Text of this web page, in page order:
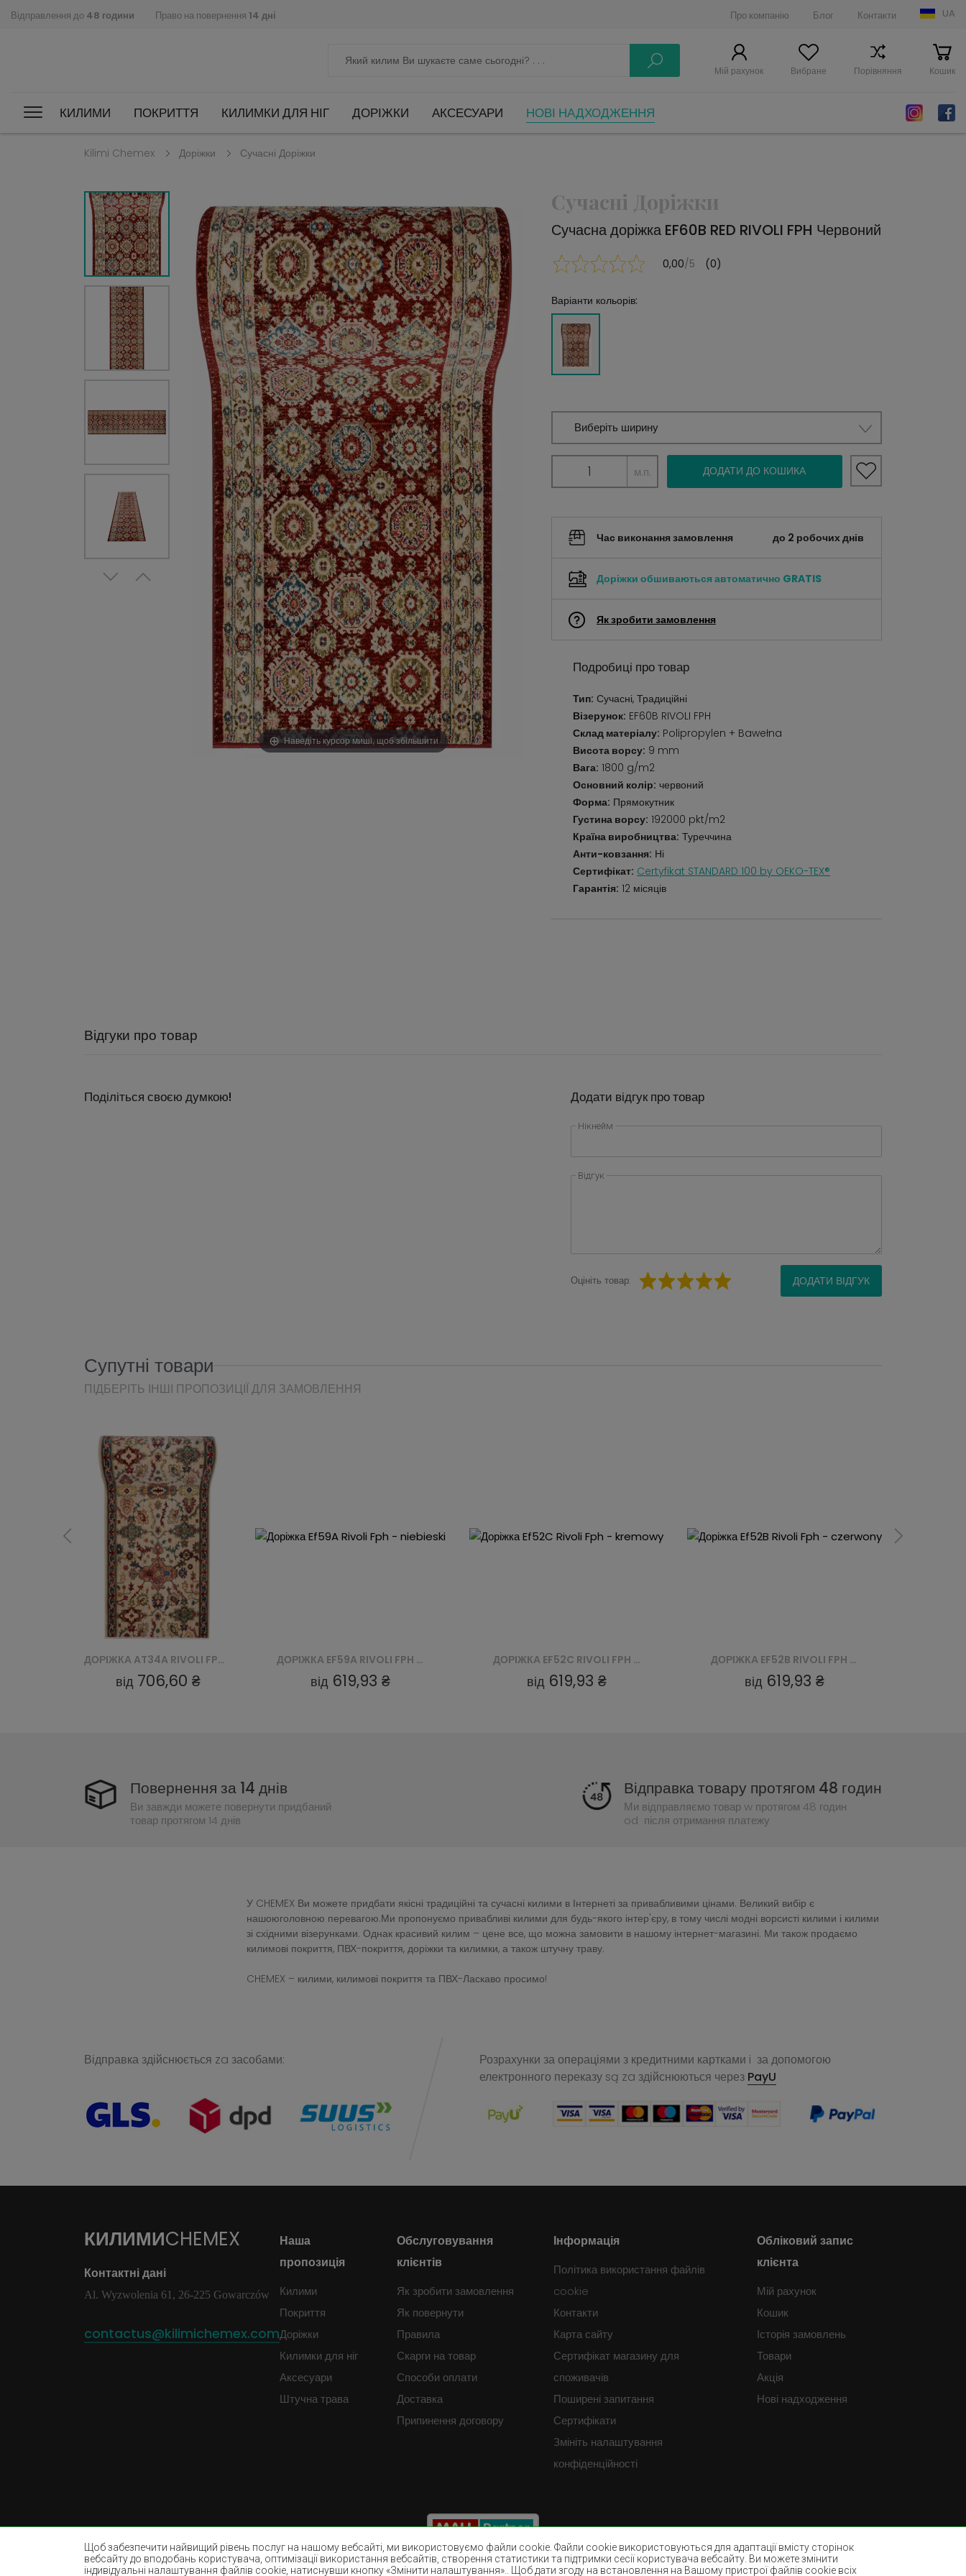
Щоб забезпечити найвищий рівень послуг на нашому вебсайті, ми використовуємо файли cookie. Файли cookie використовуються для адаптації вмісту сторінок
вебсайту до вподобань користувача, оптимізації використання вебсайтів, створення статистики та підтримки сесії користувача вебсайту. Ви можете змінити
індивідуальні налаштування файлів cookie, натиснувши кнопку «Змінити налаштування».. Щоб дати згоду на встановлення на Вашому пристрої файлів cookie всіх
Відправлення до 48 години Право на повернення 14 дні Про компанію Блог Контакти UA
Мій рахунок Вибране Порівняння Кошик
КИЛИМИ ПОКРИТТЯ КИЛИМКИ ДЛЯ НІГ ДОРІЖКИ АКСЕСУАРИ НОВІ НАДХОДЖЕННЯ
Kilimi Chemex Доріжки Сучасні Доріжки
Наведіть курсор миші, щоб збільшити
Сучасні Доріжки
Сучасна доріжка EF60B RED RIVOLI FPH Червоний
0,00/5 (0)
Варіанти кольорів:
Виберіть ширину
м.п. ДОДАТИ ДО КОШИКА
Час виконання замовлення до 2 робочих днів
Доріжки обшиваються автоматично GRATIS
Як зробити замовлення
Подробиці про товар
Тип: Сучасні, Традиційні
Візерунок: EF60B RIVOLI FPH
Склад матеріалу: Polipropylen + Bawełna
Висота ворсу: 9 mm
Вага: 1800 g/m2
Основний колір: червоний
Форма: Прямокутник
Густина ворсу: 192000 pkt/m2
Країна виробництва: Туреччина
Анти-ковзання: Ні
Сертифікат: Certyfikat STANDARD 100 by OEKO-TEX®
Гарантія: 12 місяців
Відгуки про товар
Поділіться своєю думкою! Додати відгук про товар
Нікнейм
Відгук
Оцініть товар: ДОДАТИ ВІДГУК
Супутні товари
ПІДБЕРІТЬ ІНШІ ПРОПОЗИЦІЇ ДЛЯ ЗАМОВЛЕННЯ
ДОРІЖКА AT34A RIVOLI FPH - BEŻOWY
від 706,60 ₴
ДОРІЖКА EF59A RIVOLI FPH - NIEBIESKI
від 619,93 ₴
ДОРІЖКА EF52C RIVOLI FPH - KREMOWY
від 619,93 ₴
ДОРІЖКА EF52B RIVOLI FPH - CZERWONY
від 619,93 ₴
Повернення за 14 днів
Ви завжди можете повернути придбаний
товар протягом 14 днів
Відправка товару протягом 48 годин
Ми відправляємо товар w протягом 48 годин
od після отримання платежу
У CHEMEX Ви можете придбати якісні традиційні та сучасні килими в Інтернеті за привабливими цінами. Великий вибір є
нашоюголовною перевагою.Ми пропонуємо привабливі килими для будь-якого інтер'єру, в тому числі модні ворсисті килими і килими
зі східними візерунками. Однак красивий килим – цене все, що можна замовити в нашому інтернет-магазині. Ми також продаємо
килимові покриття, ПВХ-покриття, доріжки та килимки, а також штучну траву.
CHEMEX – килими, килимові покриття та ПВХ-Ласкаво просимо!
Відправка здійснюється za засобами:
Розрахунки за операціями з кредитними картками i за допомогою
електронного переказу są za здійснюються через PayU
КИЛИМИCHEMEX
Контактні дані
Al. Wyzwolenia 61, 26-225 Gowarczów
contactus@kilimichemex.com
Наша
пропозиція
Килими
Покриття
Доріжки
Килимки для ніг
Аксесуари
Штучна трава
Обслуговування
клієнтів
Як зробити замовлення
Як повернути
Правила
Скарги на товар
Способи оплати
Доставка
Припинення договору
Інформація
Політика використання файлів
cookie
Контакти
Карта сайту
Сертифікат магазину для
споживачів
Поширені запитання
Сертифікати
Змініть налаштування
конфіденційності
Обліковий запис
клієнта
Мій рахунок
Кошик
Історія замовлень
Товари
Акція
Нові надходження